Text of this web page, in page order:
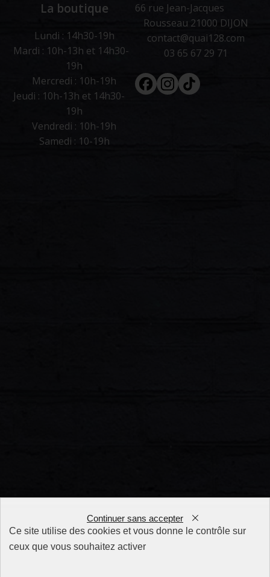
La boutique
Lundi : 14h30-19h
Mardi : 10h-13h et 14h30-
19h
Mercredi : 10h-19h
Jeudi : 10h-13h et 14h30-
19h
Vendredi : 10h-19h
Samedi : 10-19h
66 rue Jean-Jacques
Rousseau 21000 DIJON
contact@quai128.com
03 65 67 29 71
FacebookInstagram
Tiktok
Ce site utilise des cookies et vous donne le contrôle sur
ceux que vous souhaitez activer
Continuer sans accepter